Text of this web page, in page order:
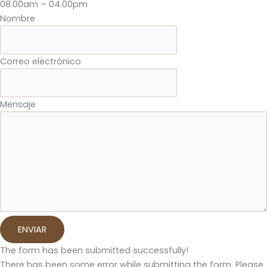
08.00am – 04.00pm
Nombre
Correo electrónico
Mensaje
ENVIAR
The form has been submitted successfully!